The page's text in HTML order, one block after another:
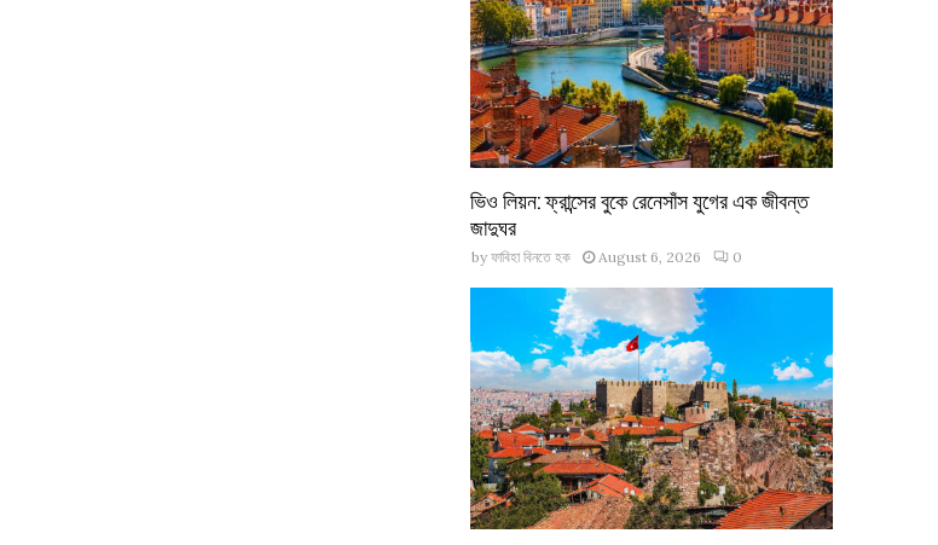
ভিও লিয়ন: ফ্রান্সের বুকে রেনেসাঁস যুগের এক জীবন্ত
জাদুঘর
by ফাবিহা বিনতে হক August 6, 2026 0